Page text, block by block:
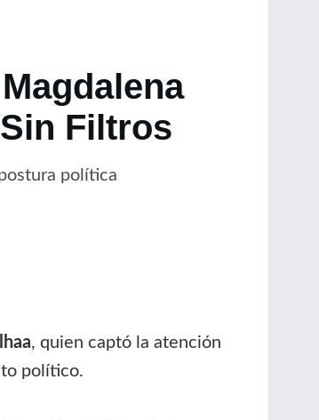
Filtros
política
, quien captó la atención
político.